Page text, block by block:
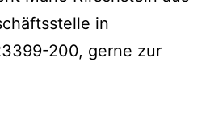
in
200, gerne zur